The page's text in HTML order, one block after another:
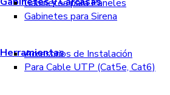
Gabinetes para Paneles
Gabinetes para Sirena
Herramientas
Accesorios de Instalación
Para Cable UTP (Cat5e, Cat6)